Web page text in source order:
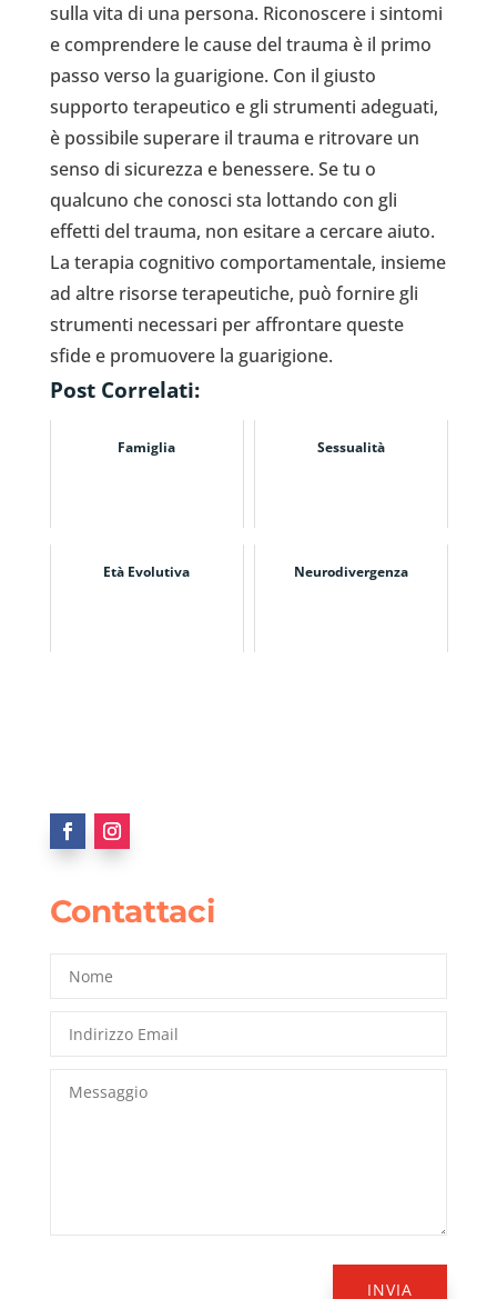
sulla vita di una persona. Riconoscere i sintomi
e comprendere le cause del trauma è il primo
passo verso la guarigione. Con il giusto
supporto terapeutico e gli strumenti adeguati,
è possibile superare il trauma e ritrovare un
senso di sicurezza e benessere. Se tu o
qualcuno che conosci sta lottando con gli
effetti del trauma, non esitare a cercare aiuto.
La terapia cognitivo comportamentale, insieme
ad altre risorse terapeutiche, può fornire gli
strumenti necessari per affrontare queste
sfide e promuovere la guarigione.
Post Correlati:
Famiglia Sessualità
Età Evolutiva Neurodivergenza
Contattaci
INVIA